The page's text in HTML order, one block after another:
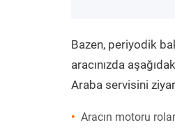
Bazen, periyodik
aracınızda
Araba servisini
Aracın motoru